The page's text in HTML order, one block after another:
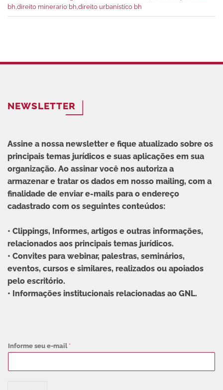
bh,direito minerario bh,direito urbanístico bh
NEWSLETTER
Assine a nossa newsletter e fique atualizado sobre os
principais temas jurídicos e suas aplicações em sua
organização. Ao assinar você nos autoriza a
armazenar e tratar os dados em nosso mailing, com a
finalidade de enviar e-mails para o endereço
cadastrado com os seguintes conteúdos:
• Clippings, Informes, artigos e outras informações,
relacionados aos principais temas jurídicos.
• Convites para webinar, palestras, seminários,
eventos, cursos e similares, realizados ou apoiados
pelo escritório.
• Informações institucionais relacionadas ao GNL.
Informe seu e-mail *